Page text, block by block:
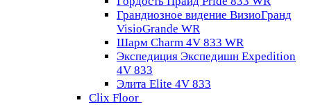
Грандиозное видение ВизиоГранд
VisioGrande WR
Шарм Charm 4V 833 WR
Экспедиция Экспедишн Expedition
4V 833
Элита Elite 4V 833
Clix Floor